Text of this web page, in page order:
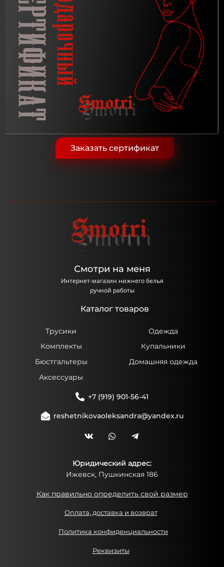
Заказать сертификат
Смотри на меня
Интернет-магазин нижнего белья
ручной работы
Каталог товаров
Трусики
Одежда
Комплекты
Купальники
Бюстгальтеры
Домашняя одежда
Аксессуары
+7 (919) 901-56-41
reshetnikovaoleksandra@yandex.ru
Юридический адрес:
Ижевск, Пушкинская 186
Как правильно определить свой размер
Оплата, доставка и возврат
Политика конфиденциальности
Реквизиты